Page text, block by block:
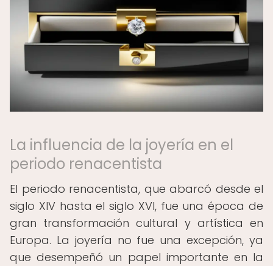
La influencia de la joyería en el
periodo renacentista
El periodo renacentista, que abarcó desde el
siglo XIV hasta el siglo XVI, fue una época de
gran transformación cultural y artística en
Europa. La joyería no fue una excepción, ya
que desempeñó un papel importante en la